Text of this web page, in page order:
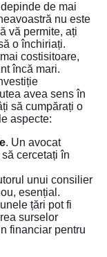
de mai
nu este
vă permite, ați
o închiriați.
costisitoare,
încă mari.
avea sens în
să cumpărați o
aspecte:
. Un avocat
cercetați în
unui consilier
esențial.
unele țări pot fi
surselor
financiar pentru